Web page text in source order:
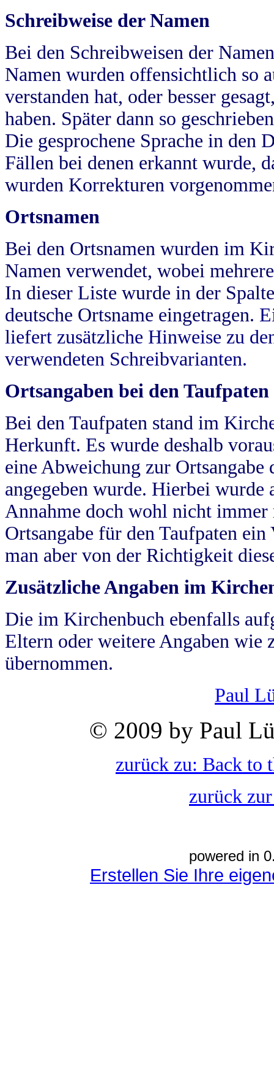
Schreibweise der Namen
Bei den Schreibweisen der
Namen wurden offensichtlich so
verstanden hat, oder besser
haben. Später dann so
Die gesprochene Sprache in
Fällen bei denen erkannt wurde,
wurden Korrekturen
Ortsnamen
Bei den Ortsnamen wurden im
Namen verwendet, wobei
In dieser Liste wurde in der
deutsche Ortsname eingetragen.
liefert zusätzliche Hinweise zu
verwendeten Schreibvarianten.
Ortsangaben bei den Taufpaten
Bei den Taufpaten stand im
Herkunft. Es wurde deshalb
eine Abweichung zur
angegeben wurde. Hierbei wurde
Annahme doch wohl nicht
Ortsangabe für den Taufpaten
man aber von der Richtigkeit
Zusätzliche Angaben im
Die im Kirchenbuch ebenfalls
Eltern oder weitere Angaben wie
übernommen.
Paul
© 2009 by Paul
zurück zu: Back to
zurück
powered in
Erstellen Sie Ihre